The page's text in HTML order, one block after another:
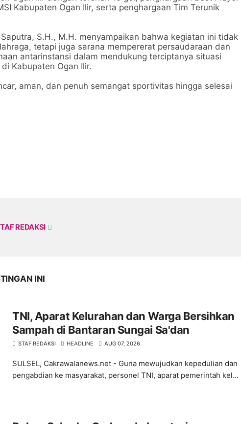
Kabupaten Ogan Ilir, serta penghargaan Tim Terunik
S.H., M.H. menyampaikan bahwa kegiatan ini tidak
tetapi juga sarana mempererat persaudaraan dan
antarinstansi dalam mendukung terciptanya situasi
Kabupaten Ogan Ilir.
aman, dan penuh semangat sportivitas hingga selesai
REDAKSI
INI
TNI, Aparat Kelurahan dan Warga Bersihkan
Sampah di Bantaran Sungai Sa'dan
STAF REDAKSI HEADLINE AUG 07, 2026
SULSEL, Cakrawalanews.net - Guna mewujudkan kepedulian dan
pengabdian ke masyarakat, personel TNI, aparat pemerintah kel...